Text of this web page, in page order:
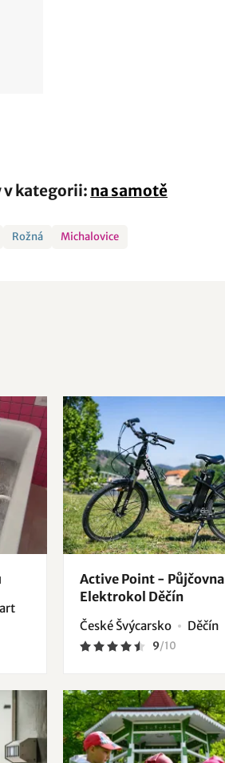
v kategorii: na samotě
Rožná Michalovice
Active Point - Půjčovna
Elektrokol Děčín
České Švýcarsko Děčín
9/10